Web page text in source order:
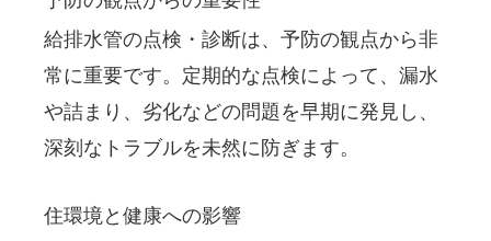
給排水管の点検・診断は、予防の観点から非
常に重要です。定期的な点検によって、漏水
や詰まり、劣化などの問題を早期に発見し、
深刻なトラブルを未然に防ぎます。
住環境と健康への影響